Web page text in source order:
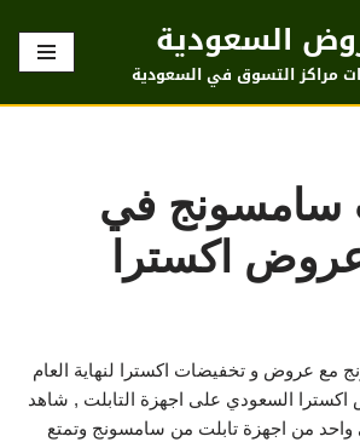
السعودية
مراكز التسوق في السعودية
سامسونج في
اكسترا
مع عروض و تخفيضات اكسترا لنهاية العام
السعودي على اجهزة التابلت , شاهد
واحد من اجهزة تابلت من سامسونج وتمتع